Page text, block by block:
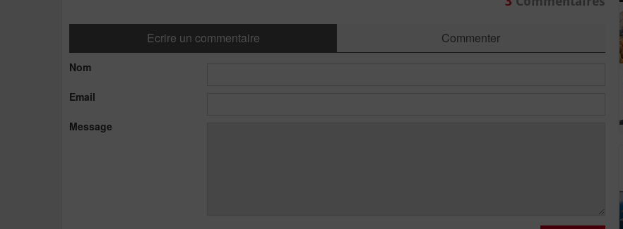
Ecrire un commentaire Commenter
Nom
Email
Message